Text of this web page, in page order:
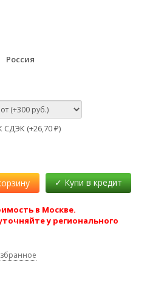
Россия
СДЭК (+26,70 ₽)
в Москве.
у регионального